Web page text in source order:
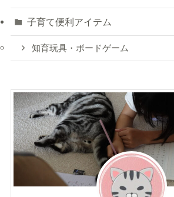
子育て便利アイテム
知育玩具・ボードゲーム